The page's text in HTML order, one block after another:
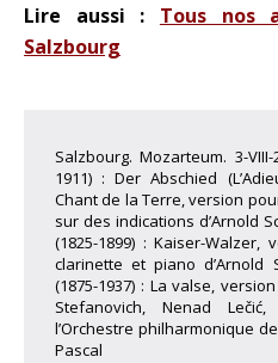
Lire aussi : Tous nos
Salzbourg
Salzbourg. Mozarteum. 3-
1911) : Der Abschied
Chant de la Terre, version
sur des indications d’Arnold
(1825-1899) : Kaiser-
clarinette et piano d’Arnold
(1875-1937) : La valse,
Stefanovich, Nenad
l’Orchestre philharmonique
Pascal